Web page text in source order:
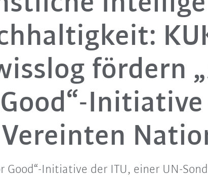
fördern
Good“-
Vereinten
Good“-Initiative der ITU, einer UN-